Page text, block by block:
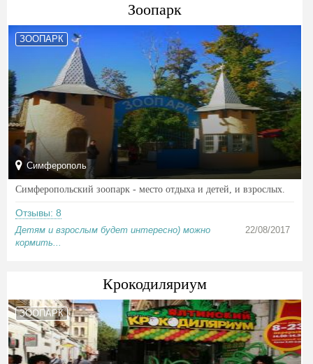
Зоопарк
ЗООПАРК
Симферополь
Симферопольский зоопарк - место отдыха и детей, и взрослых.
Отзывы: 8
Детям и взрослым будет интересно) можно
кормить...
22/08/2017
Крокодиляриум
ЗООПАРК